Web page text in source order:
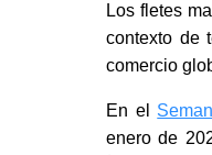
Los fletes
contexto de
comercio
En el
enero de